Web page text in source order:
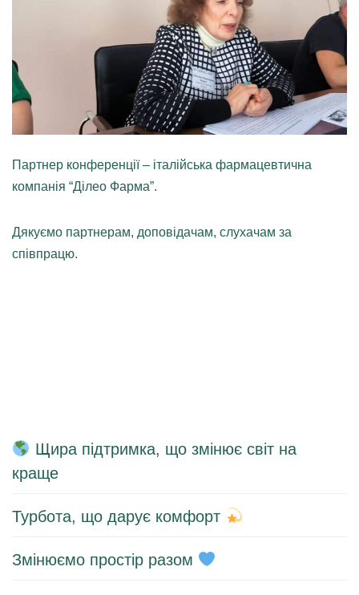
Партнер конференції – італійська фармацевтична
компанія “Ділео Фарма”.
Дякуємо партнерам, доповідачам, слухачам за
співпрацю.
Щира підтримка, що змінює світ на
краще
Турбота, що дарує комфорт
Змінюємо простір разом